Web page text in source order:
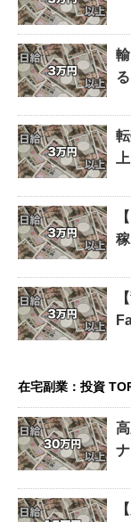
在宅副業：投資